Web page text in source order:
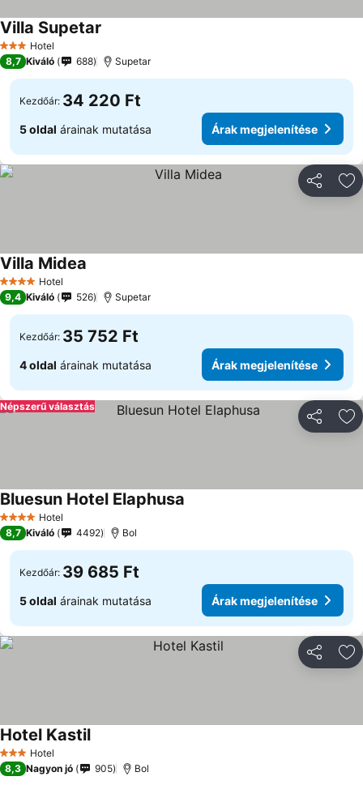
3 Kategória
Hotel
Villa Supetar
8,7 Kiváló 688 Supetar
Kezdőár: 34 220 Ft
5 oldal árainak mutatása Árak megjelenítése
4 KategóriaHotel
Villa Midea
9,4 Kiváló 526 Supetar
Kezdőár: 35 752 Ft
4 oldal árainak mutatása Árak megjelenítése
Népszerű választás
4 KategóriaHotel
Bluesun Hotel Elaphusa
8,7 Kiváló 4492 Bol
Kezdőár: 39 685 Ft
5 oldal árainak mutatása Árak megjelenítése
3 Kategória
Hotel
Hotel Kastil
8,3 Nagyon jó 905 Bol